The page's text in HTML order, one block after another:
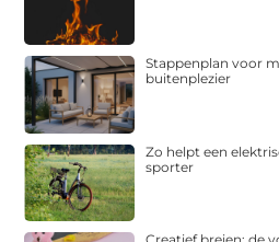
Stappenplan voor
buitenplezier
Zo helpt een
sporter